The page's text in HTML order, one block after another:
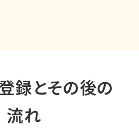
録とその後の
流れ